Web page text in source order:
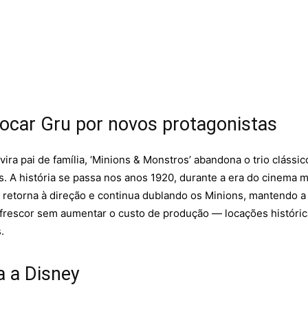
Gru por novos protagonistas
pai de família, ‘Minions & Monstros’ abandona o trio
A história se passa nos anos 1920, durante a era do cinema
à direção e continua dublando os Minions, mantendo
sem aumentar o custo de produção — locações
a Disney